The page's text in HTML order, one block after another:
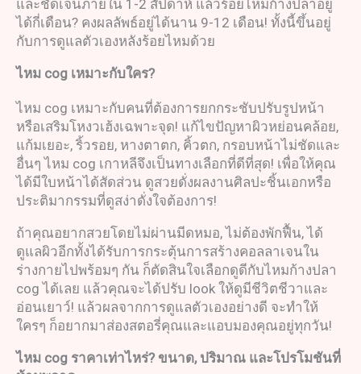
และชัดเจนภายใน 1-2 สัปดาห์ แล้วร้อยไหมก้างปลาอยู่
ได้กี่เดือน? คงผลลัพธ์อยู่ได้นาน 9-12 เดือน! ทั้งนี้ขึ้นอยู่
กับการดูแลตัวเองหลังร้อยไหมด้วย
ไหม cog เหมาะกับใคร?
ไหม cog เหมาะกับคนที่ต้องการยกกระชับปรับรูปหน้า
หรือเสริมโหงวเฮ้งเฉพาะจุด! แก้ไขปัญหาผิวหย่อนคล้อย,
แก้มเยอะ, ริ้วรอย, หางตาตก, คิ้วตก, กรอบหน้าไม่ชัดและ
อื่นๆ ไหม cog เกาหลีจึงเป็นทางเลือกที่ดีที่สุด! เพื่อให้คุณ
ได้มีใบหน้าได้สัดส่วน ดูสวยดั่งผลงานศิลปะชิ้นเอกหรือ
ประติมากรรมที่ดูสง่าดั่งใจต้องการ!
ถ้าคุณอยากสวยโดยไม่ผ่านมีดหมอ, ไม่ต้องพักฟื้น, ได้
ดูแลผิวอีกทั้งได้รับการกระตุ้นการสร้างคอลลาเจนใน
ร่างกายไปพร้อมๆ กัน ก็ตัดสินใจเลือกดูดีกับไหมก้างปลา
cog ได้เลย แล้วคุณจะได้ปรับ look ให้ดูมีชีวิตชีวาและ
อ่อนเยาว์! แล้วผลจากการดูแลตัวเองอย่างดี จะทำให้
ใครๆ ก็อยากมาส่องสตอรี่คุณและแอบมองคุณอยู่ทุกวัน!
ไหม cog ราคาเท่าไหร่? ขนาด, ปริมาณ และโปรโมชันที่